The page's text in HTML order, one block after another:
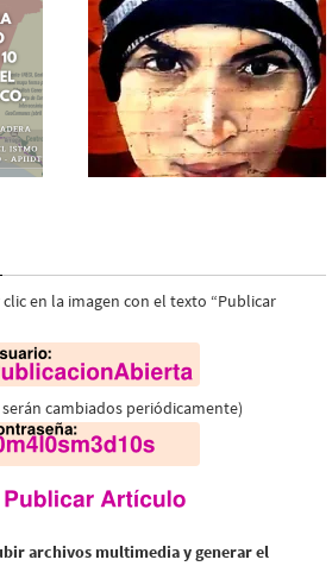
clic en la imagen con el texto “Publicar
cambiados periódicamente)
archivos multimedia y generar el